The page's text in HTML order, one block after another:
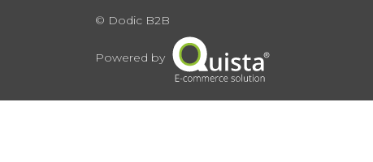
© Dodic B2B
Powered by